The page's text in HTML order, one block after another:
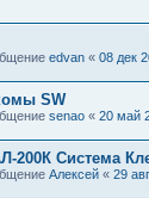
edvan « 08 дек
SW
senao « 20 май
200К Система
Алексей « 29